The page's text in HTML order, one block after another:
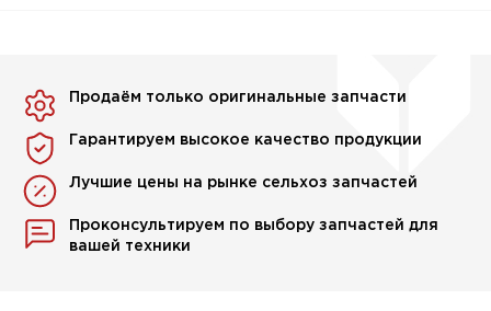
Продаём только оригинальные запчасти
Гарантируем высокое качество продукции
Лучшие цены на рынке сельхоз запчастей
Проконсультируем по выбору запчастей для
вашей техники